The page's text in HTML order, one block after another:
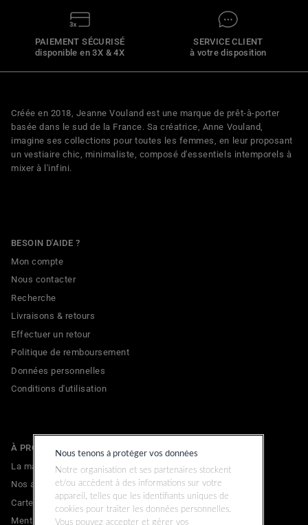
PAIEMENT SÉCURISÉ
disponible en 3X & 4X
SERVICE CLIENT
à votre disposition
Créée en 2018, Jeanne Vouland est une marque de prêt-à-porter
basée dans le sud de la France. Sa créatrice, Anne Vouland,
imagine ses collections pour toutes les femmes, en leur proposant
un vestiaire chic, minimaliste, composé d'essentiels intemporels à
mixer à l'infini.
BESOIN D'AIDE ?
Mon compte
Nous contacter
Recherche
Livraisons & retours
Effectuer un retour
Politique de remboursement
Données personnelles
Conditions d'utilisation
À PROPOS
La marque
Nos adresses
Carte cadeau
Mentions légales
Nous tenons à protéger vos données
Notre organisation et ses partenaires stockent
et/ou accèdent à des informations sur votre
appareil, telles que les identifiants uniques de
cookies pour traiter les données personnelles.
Vous pouvez accepter et gérer vos